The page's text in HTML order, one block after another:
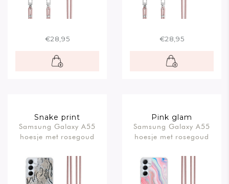
€28,95 €28,95
Snake print
Samsung Galaxy A55
hoesje met rosegoud
Pink glam
Samsung Galaxy A55
hoesje met rosegoud